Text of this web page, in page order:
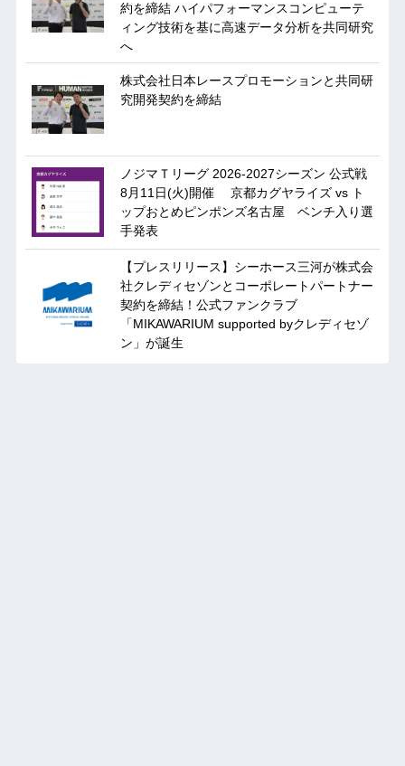
約を締結 ハイパフォーマンスコンピューテ
ィング技術を基に⾼速データ分析を共同研究
へ
株式会社日本レースプロモーションと共同研
究開発契約を締結
ノジマＴリーグ 2026-2027シーズン 公式戦
8月11日(火)開催 京都カグヤライズ vs ト
ップおとめピンポンズ名古屋 ベンチ入り選
手発表
【プレスリリース】シーホース三河が株式会
社クレディセゾンとコーポレートパートナー
契約を締結！公式ファンクラブ
「MIKAWARIUM supported byクレディセゾ
ン」が誕生